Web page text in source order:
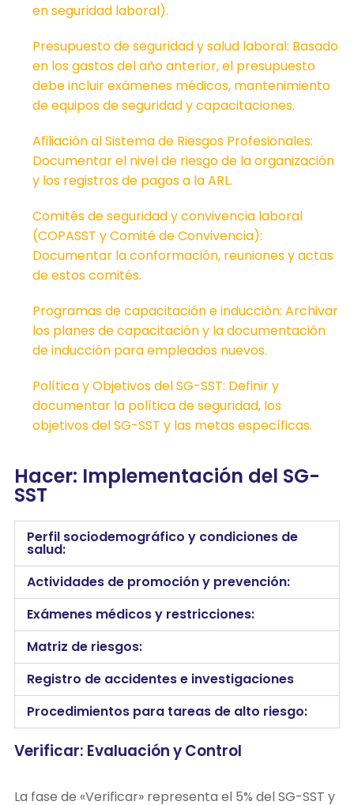
en seguridad laboral).
Presupuesto de seguridad y salud laboral: Basado
en los gastos del año anterior, el presupuesto
debe incluir exámenes médicos, mantenimiento
de equipos de seguridad y capacitaciones.
Afiliación al Sistema de Riesgos Profesionales:
Documentar el nivel de riesgo de la organización
y los registros de pagos a la ARL.
Comités de seguridad y convivencia laboral
(COPASST y Comité de Convivencia):
Documentar la conformación, reuniones y actas
de estos comités.
Programas de capacitación e inducción: Archivar
los planes de capacitación y la documentación
de inducción para empleados nuevos.
Política y Objetivos del SG-SST: Definir y
documentar la política de seguridad, los
objetivos del SG-SST y las metas específicas.
Hacer: Implementación del SG-
SST
Perfil sociodemográfico y condiciones de
salud:
Actividades de promoción y prevención:
Exámenes médicos y restricciones:
Matriz de riesgos:
Registro de accidentes e investigaciones
Procedimientos para tareas de alto riesgo:
Verificar: Evaluación y Control
La fase de «Verificar» representa el 5% del SG-SST y